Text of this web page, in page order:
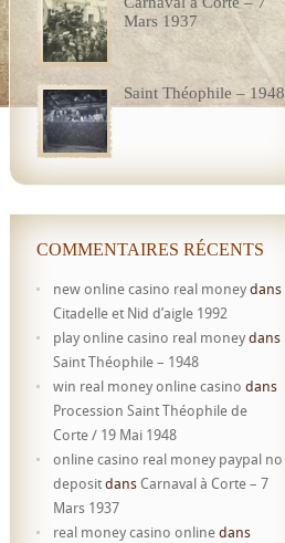
Mars 1937
Saint Théophile – 1948
COMMENTAIRES RÉCENTS
new online casino real moneydans
Citadelle et Nid d’aigle 1992
play online casino real moneydans
Saint Théophile – 1948
win real money online casino dans
Procession Saint Théophile de
Corte / 19 Mai 1948
online casino real money paypal no
depositdansCarnaval à Corte – 7
Mars 1937
real money casino onlinedans